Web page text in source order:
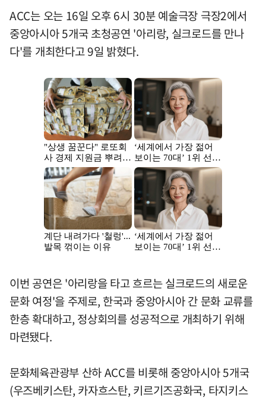
ACC는 오는 16일 오후 6시 30분 예술극장 극장2에서
중앙아시아 5개국 초청공연 '아리랑, 실크로드를 만나
다'를 개최한다고 9일 밝혔다.
이번 공연은 '아리랑을 타고 흐르는 실크로드의 새로운
문화 여정'을 주제로, 한국과 중앙아시아 간 문화 교류를
한층 확대하고, 정상회의를 성공적으로 개최하기 위해
마련됐다.
문화체육관광부 산하 ACC를 비롯해 중앙아시아 5개국
(우즈베키스탄, 카자흐스탄, 키르기즈공화국, 타지키스